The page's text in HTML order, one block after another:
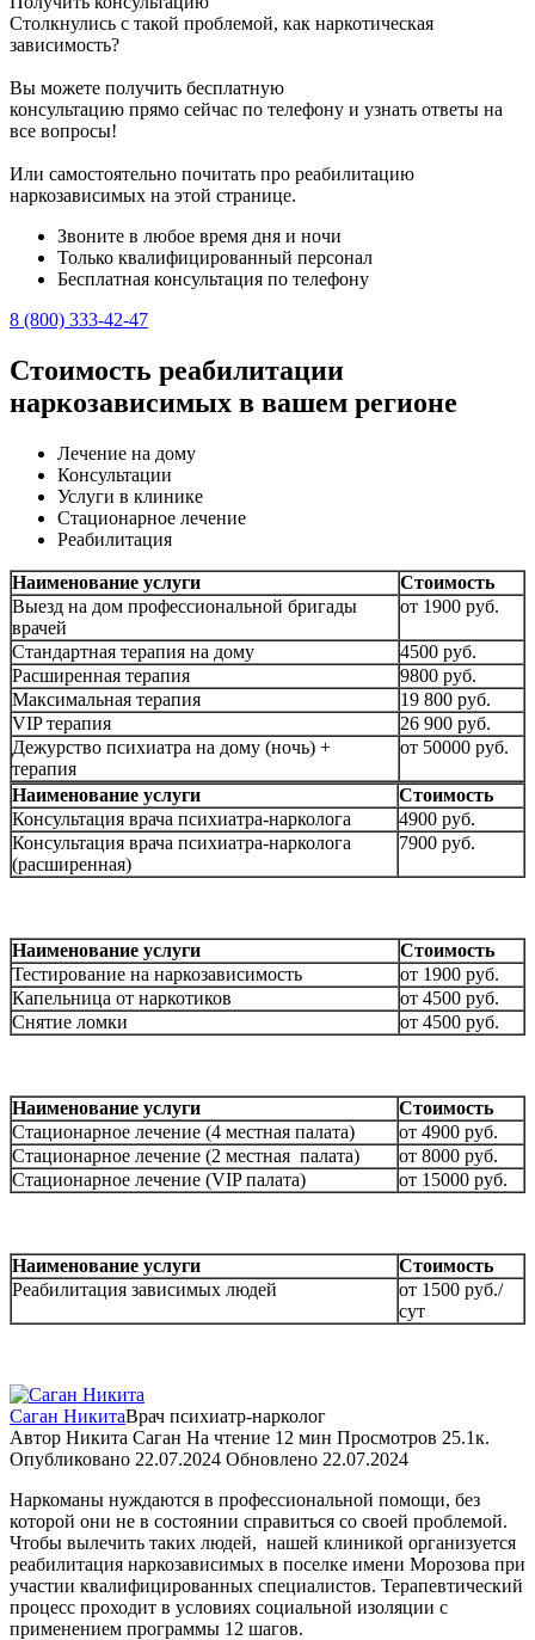
Столкнулись с такой проблемой, как наркотическая
зависимость?
Вы можете получить бесплатную
консультацию прямо сейчас по телефону и узнать ответы на
все вопросы!
Или самостоятельно почитать про реабилитацию
наркозависимых на этой странице.
Звоните в любое время дня и ночи
Только квалифицированный персонал
Бесплатная консультация по телефону
8 (800) 333-42-47
Стоимость реабилитации
наркозависимых в вашем регионе
Лечение на дому
Консультации
Услуги в клинике
Стационарное лечение
Реабилитация
Наименование услуги
Стоимость
Выезд на дом профессиональной бригады
врачей
от 1900 руб.
Стандартная терапия на дому
4500 руб.
Расширенная терапия
9800 руб.
Максимальная терапия
19 800 руб.
VIP терапия
26 900 руб.
Дежурство психиатра на дому (ночь) +
терапия
от 50000 руб.
Наименование услуги
Стоимость
Консультация врача психиатра-нарколога
4900 руб.
Консультация врача психиатра-нарколога
(расширенная)
7900 руб.
Наименование услуги
Стоимость
Тестирование на наркозависимость
от 1900 руб.
Капельница от наркотиков
от 4500 руб.
Снятие ломки
от 4500 руб.
Наименование услуги
Стоимость
Стационарное лечение (4 местная палата)
от 4900 руб.
Стационарное лечение (2 местная палата)
от 8000 руб.
Стационарное лечение (VIP палата)
от 15000 руб.
Наименование услуги
Стоимость
Реабилитация зависимых людей
от 1500 руб./
сут
Саган НикитаВрач психиатр-нарколог
Автор Никита Саган На чтение 12 мин Просмотров 25.1к.
Опубликовано 22.07.2024 Обновлено 22.07.2024
Наркоманы нуждаются в профессиональной помощи, без
которой они не в состоянии справиться со своей проблемой.
Чтобы вылечить таких людей, нашей клиникой организуется
реабилитация наркозависимых в поселке имени Морозова при
участии квалифицированных специалистов. Терапевтический
процесс проходит в условиях социальной изоляции с
применением программы 12 шагов.